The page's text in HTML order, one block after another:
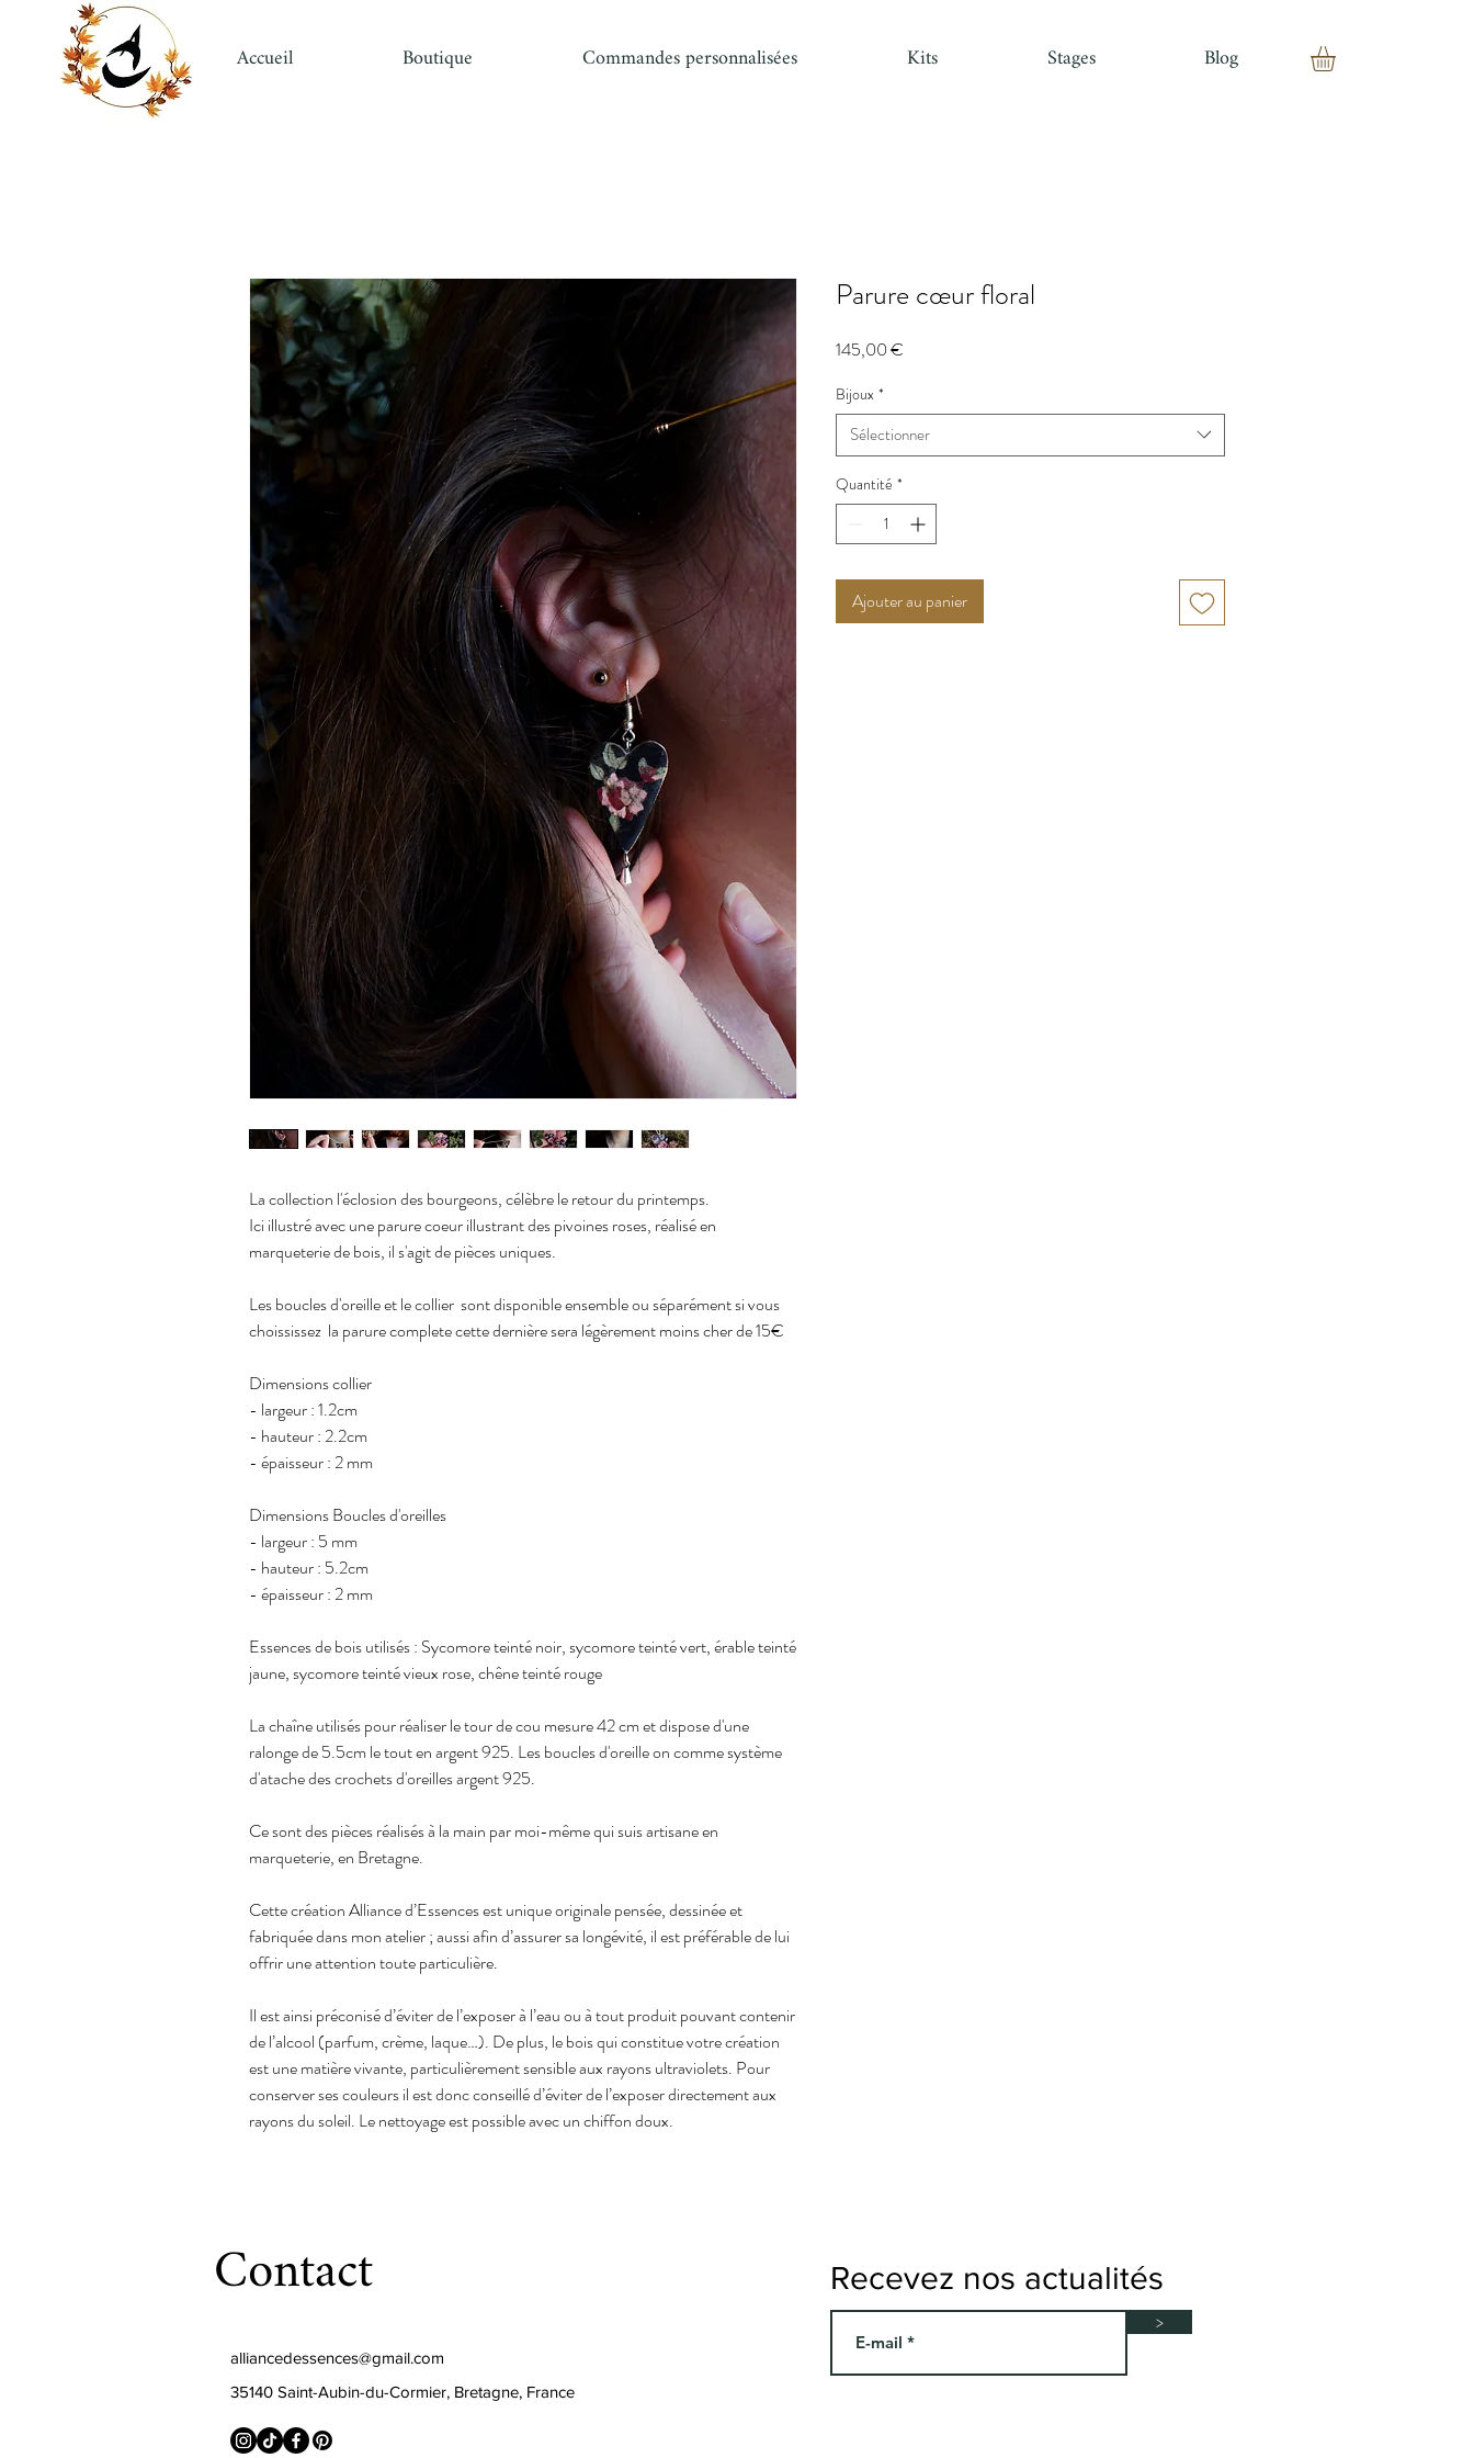
Accueil Boutique Commandes personnalisées Kits Stages Blog
La collection l'éclosion des bourgeons, célèbre le retour du printemps.
Ici illustré avec une parure coeur illustrant des pivoines roses, réalisé en
marqueterie de bois, il s'agit de pièces uniques.
Les boucles d'oreille et le collier sont disponible ensemble ou séparément si vous
choississez la parure complete cette dernière sera légèrement moins cher de 15€
Dimensions collier
- largeur : 1.2cm
- hauteur : 2.2cm
- épaisseur : 2 mm
Dimensions Boucles d'oreilles
- largeur : 5 mm
- hauteur : 5.2cm
- épaisseur : 2 mm
Essences de bois utilisés : Sycomore teinté noir, sycomore teinté vert, érable teinté
jaune, sycomore teinté vieux rose, chêne teinté rouge
La chaîne utilisés pour réaliser le tour de cou mesure 42 cm et dispose d'une
ralonge de 5.5cm le tout en argent 925. Les boucles d'oreille on comme système
d'atache des crochets d'oreilles argent 925.
Ce sont des pièces réalisés à la main par moi-même qui suis artisane en
marqueterie, en Bretagne.
Cette création Alliance d’Essences est unique originale pensée, dessinée et
fabriquée dans mon atelier ; aussi afin d’assurer sa longévité, il est préférable de lui
offrir une attention toute particulière.
Il est ainsi préconisé d’éviter de l’exposer à l’eau ou à tout produit pouvant contenir
de l’alcool (parfum, crème, laque…). De plus, le bois qui constitue votre création
est une matière vivante, particulièrement sensible aux rayons ultraviolets. Pour
conserver ses couleurs il est donc conseillé d’éviter de l’exposer directement aux
rayons du soleil. Le nettoyage est possible avec un chiffon doux.
Parure cœur floral
145,00 €
Bijoux *
Sélectionner
Quantité *
Ajouter au panier
Contact
alliancedessences@gmail.com
35140 Saint-Aubin-du-Cormier, Bretagne, France
Recevez nos actualités
>